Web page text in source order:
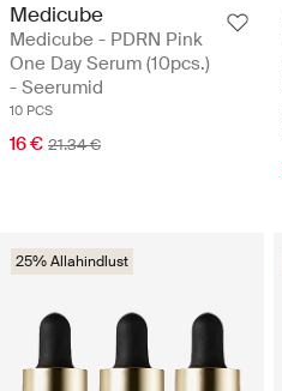
Medicube
Medicube - PDRN Pink
One Day Serum (10pcs.)
- Seerumid
10 PCS
16 € 21.34 €
25% Allahindlust